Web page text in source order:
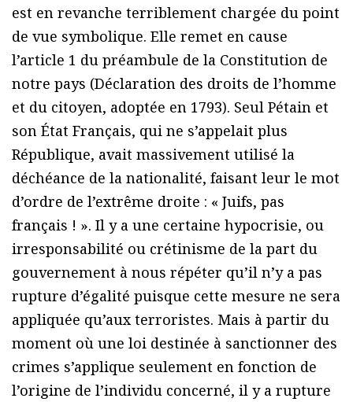
est en revanche terriblement chargée du point
de vue symbolique. Elle remet en cause
l’article 1 du préambule de la Constitution de
notre pays (Déclaration des droits de l’homme
et du citoyen, adoptée en 1793). Seul Pétain et
son État Français, qui ne s’appelait plus
République, avait massivement utilisé la
déchéance de la nationalité, faisant leur le mot
d’ordre de l’extrême droite : « Juifs, pas
français ! ». Il y a une certaine hypocrisie, ou
irresponsabilité ou crétinisme de la part du
gouvernement à nous répéter qu’il n’y a pas
rupture d’égalité puisque cette mesure ne sera
appliquée qu’aux terroristes. Mais à partir du
moment où une loi destinée à sanctionner des
crimes s’applique seulement en fonction de
l’origine de l’individu concerné, il y a rupture